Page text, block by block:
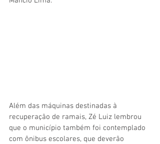
Além das máquinas destinadas à
recuperação de ramais, Zé Luiz lembrou
que o município também foi contemplado
com ônibus escolares, que deverão